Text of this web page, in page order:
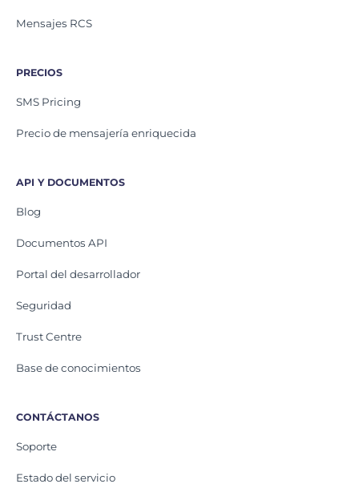
Mensajes RCS
PRECIOS
SMS Pricing
Precio de mensajería enriquecida
API Y DOCUMENTOS
Blog
Documentos API
Portal del desarrollador
Seguridad
Trust Centre
Base de conocimientos
CONTÁCTANOS
Soporte
Estado del servicio